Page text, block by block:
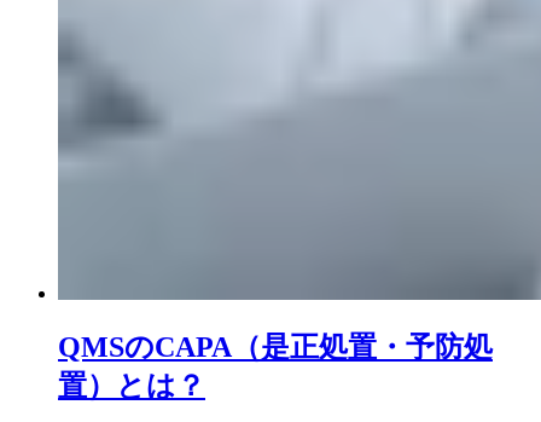
QMSのCAPA（是正処置・予防処
置）とは？